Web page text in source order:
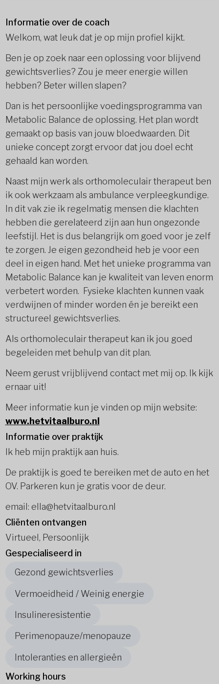
Informatie over de coach
Welkom, wat leuk dat je op mijn profiel kijkt.
Ben je op zoek naar een oplossing voor blijvend
gewichtsverlies? Zou je meer energie willen
hebben? Beter willen slapen?
Dan is het persoonlijke voedingsprogramma van
Metabolic Balance de oplossing. Het plan wordt
gemaakt op basis van jouw bloedwaarden. Dit
unieke concept zorgt ervoor dat jou doel echt
gehaald kan worden.
Naast mijn werk als orthomoleculair therapeut ben
ik ook werkzaam als ambulance verpleegkundige.
In dit vak zie ik regelmatig mensen die klachten
hebben die gerelateerd zijn aan hun ongezonde
leefstijl. Het is dus belangrijk om goed voor je zelf
te zorgen. Je eigen gezondheid heb je voor een
deel in eigen hand. Met het unieke programma van
Metabolic Balance kan je kwaliteit van leven enorm
verbetert worden. Fysieke klachten kunnen vaak
verdwijnen of minder worden én je bereikt een
structureel gewichtsverlies.
Als orthomoleculair therapeut kan ik jou goed
begeleiden met behulp van dit plan.
Neem gerust vrijblijvend contact met mij op. Ik kijk
ernaar uit!
Meer informatie kun je vinden op mijn website:
www.hetvitaalburo.nl
Informatie over praktijk
Ik heb mijn praktijk aan huis.
De praktijk is goed te bereiken met de auto en het
OV. Parkeren kun je gratis voor de deur.
email: ella@hetvitaalburo.nl
Cliënten ontvangen
Virtueel, Persoonlijk
Gespecialiseerd in
Gezond gewichtsverlies
Vermoeidheid / Weinig energie
Insulineresistentie
Perimenopauze/menopauze
Intoleranties en allergieën
Working hours